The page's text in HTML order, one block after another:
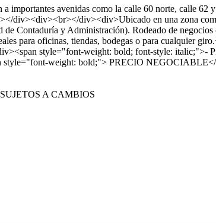
importantes avenidas como la calle 60 norte, calle
div><div><br></div><div>Ubicado en una zona
Contaduría y Administración). Rodeado de
para oficinas, tiendas, bodegas o para
style="font-weight: bold; font-style: italic;">-
style="font-weight: bold;"> PRECIO
A CAMBIOS